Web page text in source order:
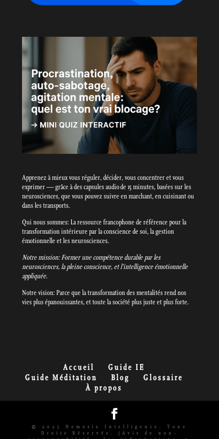
Apprenez à mieux vous réguler, décider, vous concentrer et vous
exprimer — grâce à des capsules audio de 15 minutes, basées sur les
neurosciences, que vous pouvez suivre en marchant, en cuisinant ou
dans les transports.
Qui nous sommes: La ressource francophone de référence pour la
transformation intérieure par la conscience de soi, la gestion
émotionnelle et les neurosciences.
Notre mission: Former une compétence durable par les
neurosciences, la pleine conscience, et l’intelligence émotionnelle
appliquée.
Notre vision: Parce que la transformation des mentalités rend nos
vies plus épanouissantes, et toute la société plus juste et plus forte.
Accueil
Guide IE
Guide Méditation
Blog
Glossaire
À propos
© 2025 Nemosia Intelligence. Tous
Droits Réservés. (Avis de non-